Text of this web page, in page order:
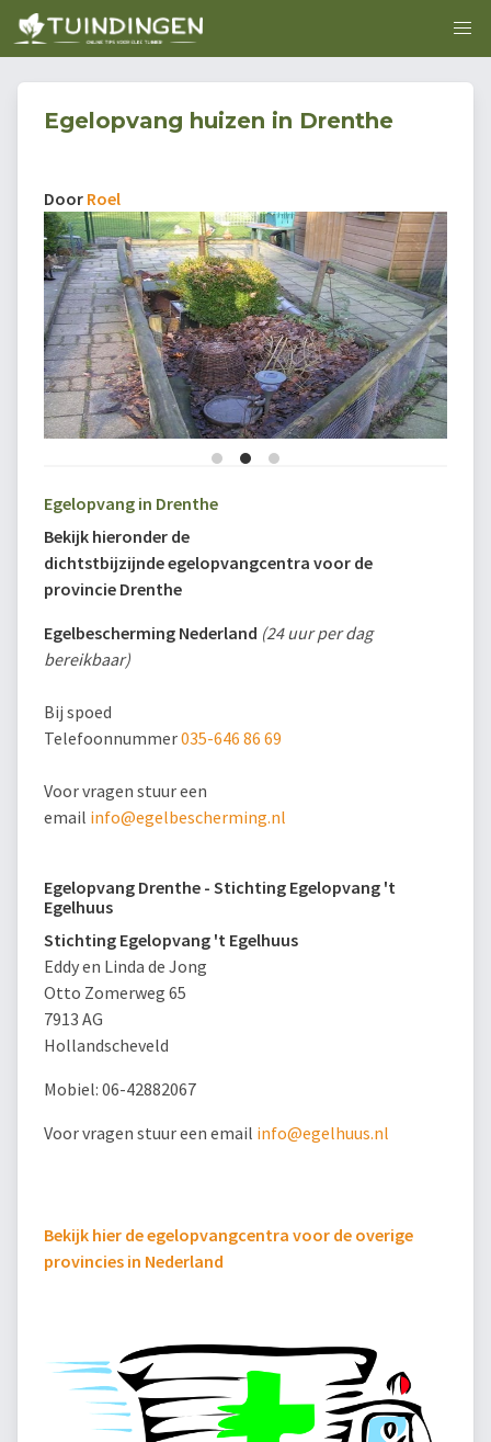
Egelopvang huizen in Drenthe
Door Roel
Egelopvang in Drenthe
Bekijk hieronder de
dichtstbijzijnde egelopvangcentra voor de
provincie Drenthe
Egelbescherming Nederland (24 uur per dag
bereikbaar)
Bij spoed
Telefoonnummer035-646 86 69
Voor vragen stuur een
email info@egelbescherming.nl
Egelopvang Drenthe - Stichting Egelopvang 't
Egelhuus
Stichting Egelopvang 't Egelhuus
Eddy en Linda de Jong
Otto Zomerweg 65
7913 AG
Hollandscheveld
Mobiel: 06-42882067
Voor vragen stuur een email info@egelhuus.nl
Bekijk hier de egelopvangcentra voor de overige
provincies in Nederland